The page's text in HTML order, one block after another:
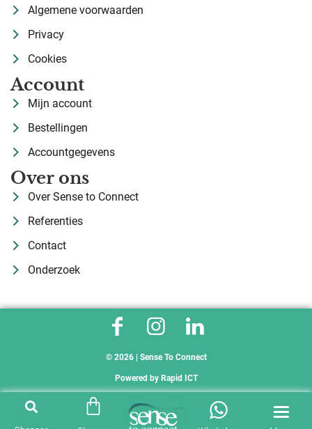
Algemene voorwaarden
Privacy
Cookies
Account
Mijn account
Bestellingen
Accountgegevens
Over ons
Over Sense to Connect
Referenties
Contact
Onderzoek
© 2026 | Sense To Connect
Powered by Rapid ICT